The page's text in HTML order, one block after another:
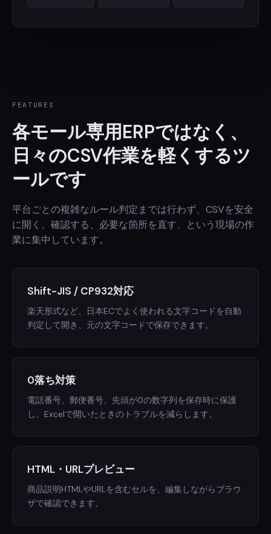
FEATURES
各モール専用ERPではなく、
日々のCSV作業を軽くするツ
ールです
平台ごとの複雑なルール判定までは行わず、CSVを安全
に開く、確認する、必要な箇所を直す、という現場の作
業に集中しています。
Shift-JIS / CP932対応
楽天形式など、日本ECでよく使われる文字コードを自動
判定して開き、元の文字コードで保存できます。
0落ち対策
電話番号、郵便番号、先頭が0の数字列を保存時に保護
し、Excelで開いたときのトラブルを減らします。
HTML・URLプレビュー
商品説明HTMLやURLを含むセルを、編集しながらブラウ
ザで確認できます。